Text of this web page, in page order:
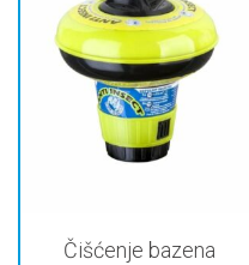
Čišćenje bazena